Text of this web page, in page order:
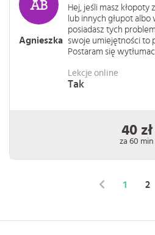
Agnieszka
Hej, jeśli masz
lub innych głupot
posiadasz tych
swoje umiejętności to
Postaram się
Lekcje online
Tak
40 zł
za 60 min
1 2